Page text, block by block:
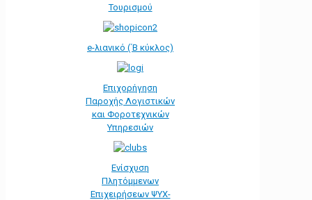
Τουρισμού
e-λιανικό (΄Β κύκλος)
Επιχορήγηση
Παροχής Λογιστικών
και Φοροτεχνικών
Υπηρεσιών
Ενίσχυση
Πλητόμμενων
Επιχειρήσεων ΨΥΧ-